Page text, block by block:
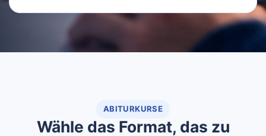
ABITURKURSE
Wähle das Format, das zu